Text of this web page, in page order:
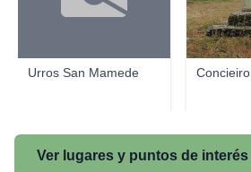
Urros San Mamede Concieiro
Ver lugares y puntos de interés